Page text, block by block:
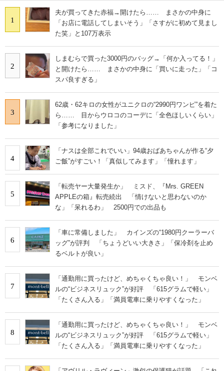
1
夫が買ってきた赤福→開けたら…… まさかの中身に
「お店に電話してしまいそう」「さすがに初めて見まし
た笑」と107万表示
2
しまむらで買った3000円のバッグ→「何か入ってる！」
と開けたら…… まさかの中身に「買いに走った」「コ
スパ良すぎる」
3
62歳・62キロの女性がユニクロの“2990円ワンピ”を着た
ら…… 目からウロコのコーデに「全色ほしいくらい」
「参考になりました」
4
「ナスは全部これでいい」94歳おばあちゃんが作る“夕
ご飯”がすごい！「真似してみます」「憧れます」
5
「転売ヤー大量発生か」 ミスド、『Mrs. GREEN
APPLEの箱』転売続出 「情けないと思わないのか
な」「呆れるわ」 2500円での出品も
6
「車に常備しました」 カインズの“1980円クーラーバ
ッグ”が評判 「ちょうどいい大きさ」「保冷剤を止め
るベルトが良い」
7
「通勤用に買ったけど、めちゃくちゃ良い！」 モンベ
ルの“ビジネスリュック”が好評 「615グラムで軽い」
「たくさん入る」「満員電車に乗りやすくなった」
8
「通勤用に買ったけど、めちゃくちゃ良い！」 モンベ
ルの“ビジネスリュック”が好評 「615グラムで軽い」
「たくさん入る」「満員電車に乗りやすくなった」